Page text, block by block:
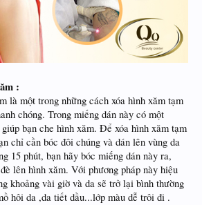
:
là một trong những cách xóa hình xăm tạm
chóng. Trong miếng dán này có một
bạn che hình xăm. Để xóa hình xăm tạm
chỉ cần bóc đôi chúng và dán lên vùng da
15 phút, bạn hãy bóc miếng dán này ra,
lên hình xăm. Với phương pháp này hiệu
khoảng vài giờ và da sẽ trở lại bình thường
hôi da ,da tiết dầu...lớp màu dễ trôi đi .